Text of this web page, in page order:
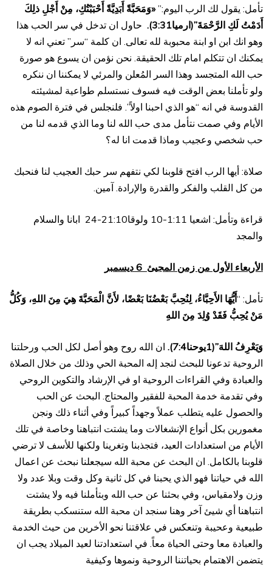
تأمل: يقول لك الرب اليوم:”«وَمَحَبَّةً أَبَدِيَّةً أَحْبَبْتُكِ، مِنْ أَجْلِ ذلِكَ
أَدَمْتُ لَكِ الرَّحْمَةَ”(ارميا3:31).
حاول ان تدخل في سر الحب هذا
وهو انك ابن او ابنة محبوبة لله تعالى. ان كلمة “سر” تعني انه لا
يمكنك ان تتكلم امام تلك الحقيقة. نحن نؤمن ان يسوع هو صورة
حب الله المتجسد وهذا السر المُعلن والمرئي لا يمكننا ان ننكره
ولو تأملنا بعض الوقت فيه فسوف نستسلم طواعية لمشيئته
القدوسة في انه “هو الذي احبنا اولاً”. فلنجلس في فترة الصوم هذه
الأيام وفي صمت نتأمل مدى حب الله لنا وما الذي قدمه لنا من
حب شخصي وعجيب وماذا قدمت انا له؟
صلاة: أيها الرب افتح قلوبنا لكي نتفهم سر حبك العجيب لنا فنحبك
من كل القلب والفكر والقدرة والإرادة. آمين.
قراءة وتأمل: اشعيا 1:11-10 ولوقا21:10-24 ابانا والسلام
والمجد
الأربعاء الأول من زمن المجيئ 6 ديسمبر
تأمل: “أَيُّهَا الأَحِبَّاءُ، لِنُحِبَّ بَعْضُنَا بَعْضًا، لأَنَّ الْمَحَبَّةَ هِيَ مِنَ اللهِ، وَكُلُّ
مَنْ يُحِبُّ فَقَدْ وُلِدَ مِنَ اللهِ
وَيَعْرِفُ اللهَ”(1يوحنا7:4).
ان الله روح وهو أصل لكل الحب ورحلتنا
الروحية تدعونا للبحث لنجد إله المحبة الحي وذلك من خلال الصلاة
والعبادة وفي القراءات الروحية او في الإرشاد والتكوين الروحي
وفي تقدمة خدمة المحبة للفقير والمحتاج. البحث عن الحب
والحصول عليه يتطلب عملاً وجهداً كبيراً وفي أثناء ذلك ونجن
مغمورين بكل أنواع الإنشغالات وما يشتت انتباهنا وخاصة في تلك
الأيام من استعدادات العيد، فتجذبنا وتغرينا ولكنها للأسف لا ترضي
قلوبنا بالكامل. ان البحث عن محبة الله سيجعلنا نبحث عن اعمال
الله في حياتنا فهو الذي يحبنا في كل ثانية وكل وقت وبلا عدد ولا
وزن ولامقياس، وفي بحثنا عن حب الله وبتأملنا فيه ولا يشتت
انتباهنا أي شيئ آخر وهنا سنجد ان محبة الله ستنسكب بطريقة
طبيعية وعحيبة وتنعكس في علاقتنا نحو الأخرين من حيث الخدمة
والعبادة معا وحتى الحياة معاً. في استعدادتنا لعيد الميلاد يجب ان
يتضمن الاهتمام بحياتننا الروحية ونموها وكيفية